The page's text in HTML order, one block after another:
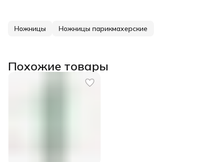
Ножницы Ножницы парикмахерские
Похожие товары